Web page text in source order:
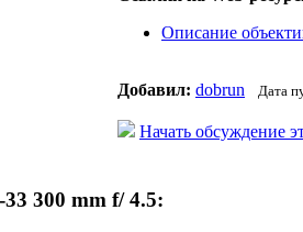
Описание
Добавил: dobrun Дата
Начать обсуждение
300 mm f/ 4.5: